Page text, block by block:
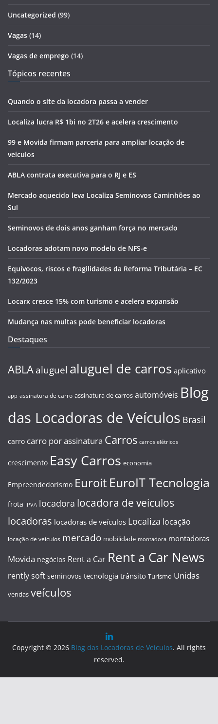
Uncategorized (99)
Vagas (14)
Vagas de emprego (14)
Tópicos recentes
Quando o site da locadora passa a vender
Localiza lucra R$ 1bi no 2T26 e acelera crescimento
99 e Movida firmam parceria para ampliar locação de
veículos
ABLA contrata executiva para o RJ e ES
Mercado aquecido leva Localiza Seminovos Caminhões ao
Sul
Seminovos de dois anos ganham força no mercado
Locadoras adotam novo modelo de NFS-e
Equívocos, riscos e fragilidades da Reforma Tributária – EC
132/2023
Locarx cresce 15% com turismo e acelera expansão
Mudança nas multas pode beneficiar locadoras
Destaques
ABLA aluguel aluguel de carros aplicativo
app assinatura de carro assinatura de carros automóveis Blog
das Locadoras de Veículos Brasil
carro carro por assinatura Carros carros elétricos
crescimento Easy Carros economia
Empreendedorismo Euroit EuroIT Tecnologia
frota IPVA locadora locadora de veiculos
locadoras locadoras de veículos Localiza locação
locação de veículos mercado mobilidade montadora montadoras
Movida negócios Rent a Car Rent a Car News
rently soft seminovos tecnologia trânsito Turismo Unidas
vendas veículos
Copyright © 2026 Blog das Locadoras de Veículos. All rights
reserved.